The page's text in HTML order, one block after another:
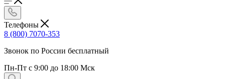
Телефоны
8 (800) 7070-353
Звонок по России бесплатный
Пн-Пт с 9:00 до 18:00 Мск